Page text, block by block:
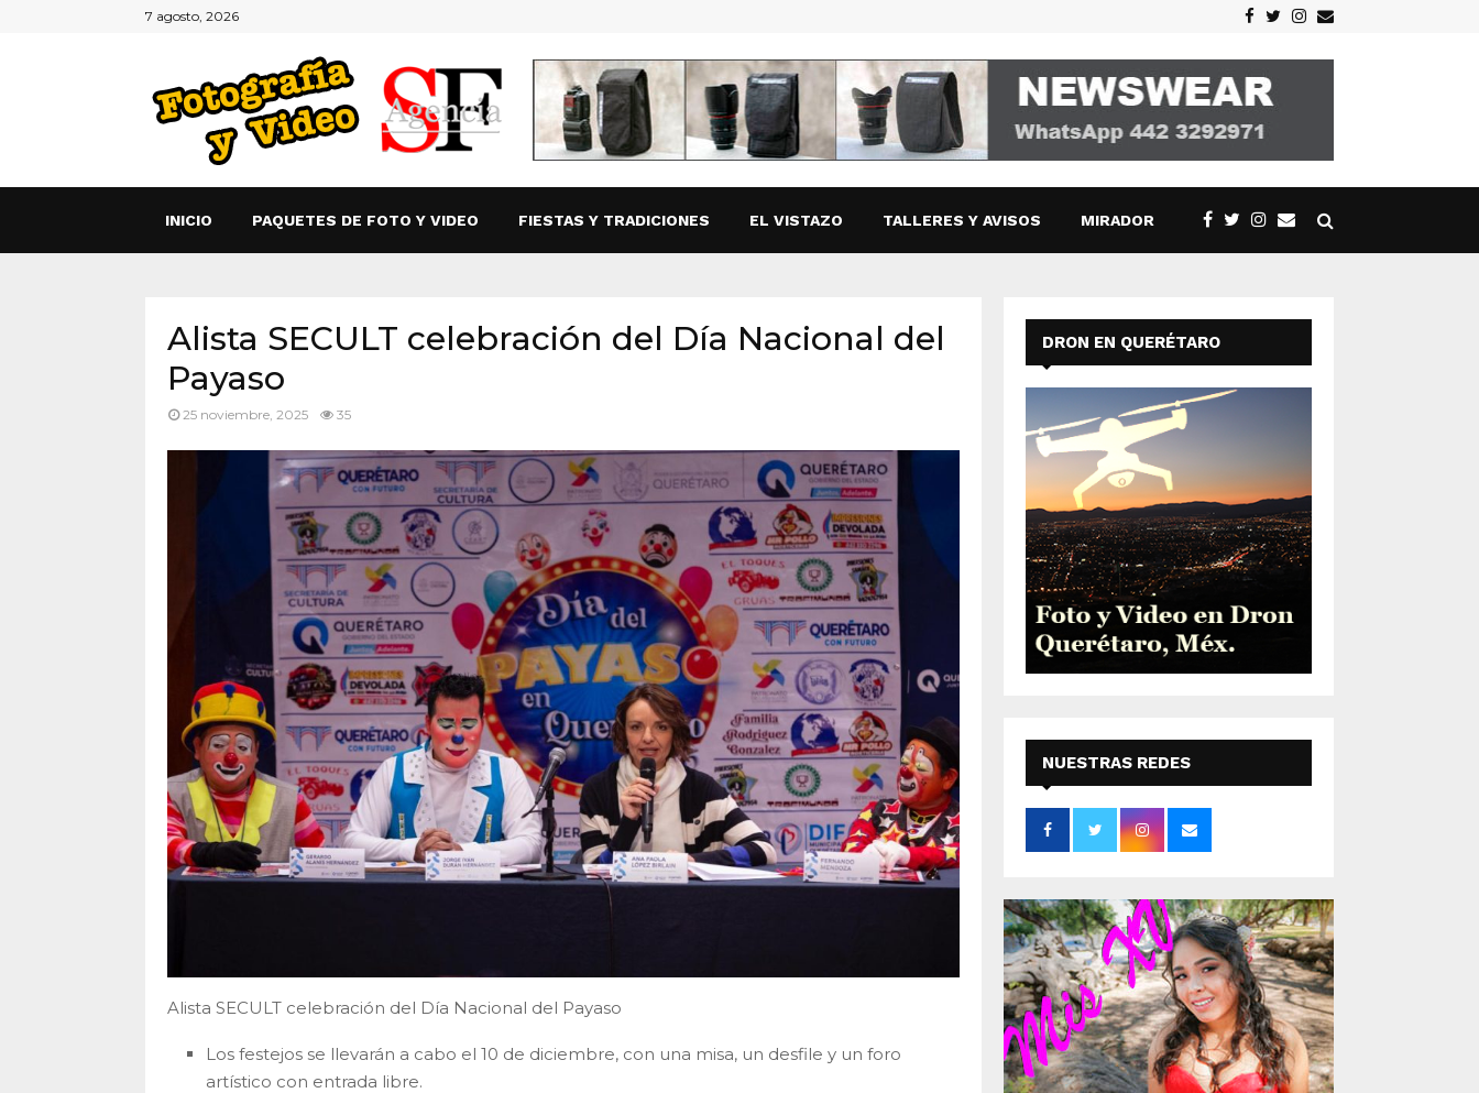
7 agosto, 2026 Facebook
TwitterInstagram
Email
INICIO PAQUETES DE FOTO Y VIDEO FIESTAS Y TRADICIONES EL VISTAZO TALLERES Y AVISOS MIRADOR
Alista SECULT celebración del Día Nacional del
Payaso
25 noviembre, 2025 35
Alista SECULT celebración del Día Nacional del Payaso
Los festejos se llevarán a cabo el 10 de diciembre, con una misa, un desfile y un foro
artístico con entrada libre.
DRON EN QUERÉTARO
NUESTRAS REDES
SOCIALES